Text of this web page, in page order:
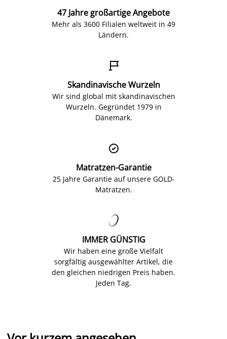
47 Jahre großartige Angebote
Mehr als 3600 Filialen weltweit in 49
Ländern.

Skandinavische Wurzeln
Wir sind global mit skandinavischen
Wurzeln. Gegründet 1979 in
Dänemark.

Matratzen-Garantie
25 Jahre Garantie auf unsere GOLD-
Matratzen.

IMMER GÜNSTIG
Wir haben eine große Vielfalt
sorgfältig ausgewählter Artikel, die
den gleichen niedrigen Preis haben.
Jeden Tag.